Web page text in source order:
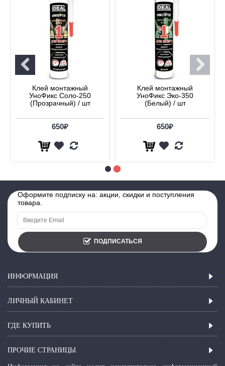
Клей монтажный
УноФикс Соло-250
(Прозрачный) / шт
650₽
Клей монтажный
УноФикс Эко-350
(Белый) / шт
650₽
Оформите подписку на: акции, скидки и поступления
товара.
ПОДПИСАТЬСЯ
ИНФОРМАЦИЯ
ЛИЧНЫЙ КАБИНЕТ
ГДЕ КУПИТЬ
ПРОЧИЕ СТРАНИЦЫ